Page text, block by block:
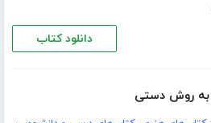
دانلود کتاب
به روش دستی